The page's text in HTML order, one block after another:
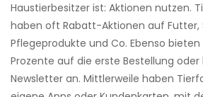
Haustierbesitzer ist: Aktionen nutzen.
haben oft Rabatt-Aktionen auf Futter,
Pflegeprodukte und Co. Ebenso
Prozente auf die erste Bestellung
Newsletter an. Mittlerweile haben